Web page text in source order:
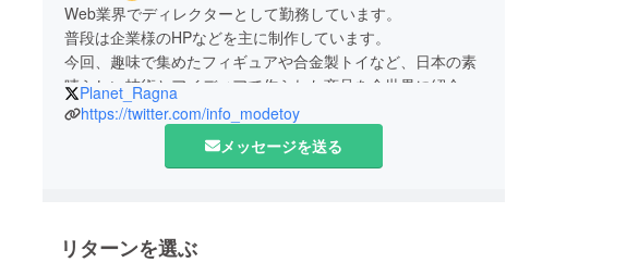
Web業界でディレクターとして勤務しています。
普段は企業様のHPなどを主に制作しています。
今回、趣味で集めたフィギュアや合金製トイなど、日本の素
晴らしい技術とアイディアで作られた商品を全世界に紹介で
きるサイトの公開を目指しています。
また、新型コロナウイルスの影響でWeb業界は仕事を失った
り、賃金が低下したり影響を受けており、今回の支援金を作
Planet_Ragna
https://twitter.com/info_modetoy
メッセージを送る
リターンを選ぶ